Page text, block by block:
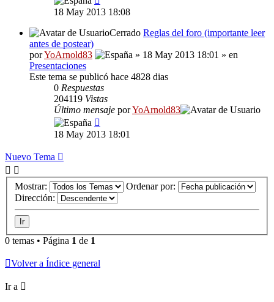
18 May 2013 18:08
Cerrado Reglas del foro (importante leer
antes de postear)
porYoArnold83
» 18 May 2013 18:01 » en
Presentaciones
Este tema se publicó hace 4828 dias
0 Respuestas
204119 Vistas
Último mensaje porYoArnold83
18 May 2013 18:01
Nuevo Tema
Mostrar:
Ordenar por:
Dirección:
0 temas • Página 1 de 1
Volver a Índice general
Ir a